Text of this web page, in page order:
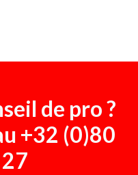
de pro ?
+32 (0)80